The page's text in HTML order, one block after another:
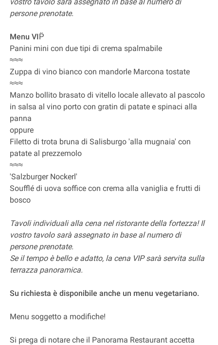
persone prenotate.
Menu VIP̈
Panini mini con due tipi di crema spalmabile
≈≈≈
Zuppa di vino bianco con mandorle Marcona tostate
≈≈≈
Manzo bollito brasato di vitello locale allevato al pascolo
in salsa al vino porto con gratin di patate e spinaci alla
panna
oppure
Filetto di trota bruna di Salisburgo 'alla mugnaia' con
patate al prezzemolo
≈≈≈
'Salzburger Nockerl'
Soufflé di uova soffice con crema alla vaniglia e frutti di
bosco
Tavoli individuali alla cena nel ristorante della fortezza! Il
vostro tavolo sarà assegnato in base al numero di
persone prenotate.
Se il tempo è bello e adatto, la cena VIP sarà servita sulla
terrazza panoramica.
Su richiesta è disponibile anche un menu vegetariano.
Menu soggetto a modifiche!
Si prega di notare che il Panorama Restaurant accetta